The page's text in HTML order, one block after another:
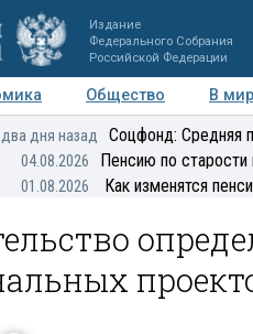
Издание
Федерального Собрания
Российской Федерации
Общество В
Мнения Регионы
два дня назад Соцфонд: Средняя
04.08.2026 Пенсию по старости
01.08.2026 Как изменятся